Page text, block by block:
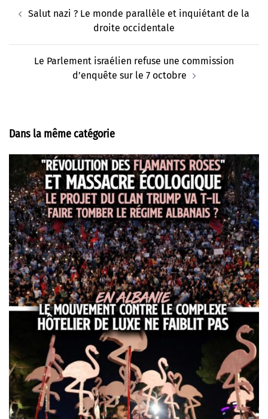
d’article
Salut nazi ? Le monde parallèle et inquiétant de la
droite occidentale
Le Parlement israélien refuse une commission
d’enquête sur le 7 octobre
Dans la même catégorie